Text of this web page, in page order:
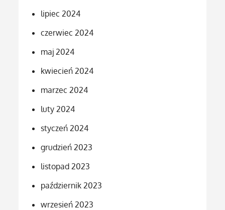
lipiec 2024
czerwiec 2024
maj 2024
kwiecień 2024
marzec 2024
luty 2024
styczeń 2024
grudzień 2023
listopad 2023
październik 2023
wrzesień 2023